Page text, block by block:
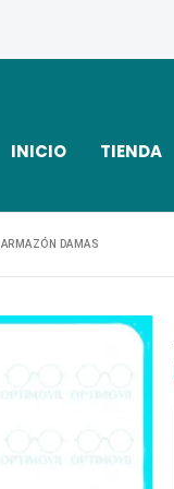
INICIO TIENDA
ARMAZÓN DAMAS